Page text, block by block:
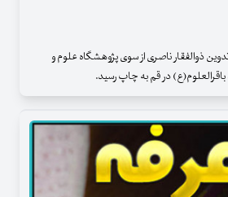
ذوالفقار ناصری از سوی پژوهشگاه علوم و
در قم به چاپ رسید.